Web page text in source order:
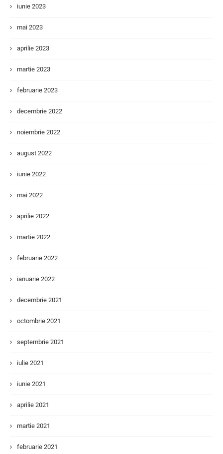
iunie 2023
mai 2023
aprilie 2023
martie 2023
februarie 2023
decembrie 2022
noiembrie 2022
august 2022
iunie 2022
mai 2022
aprilie 2022
martie 2022
februarie 2022
ianuarie 2022
decembrie 2021
octombrie 2021
septembrie 2021
iulie 2021
iunie 2021
aprilie 2021
martie 2021
februarie 2021